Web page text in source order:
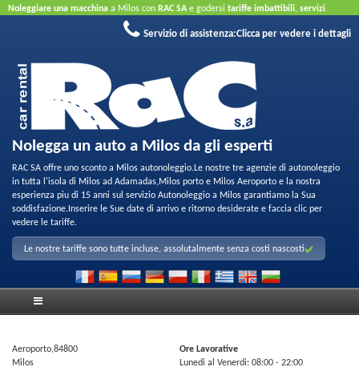
Noleggiare una macchina a Milos con RAC SA e godersi tariffe imbattibili, servizi
parco di qualita per noleggio
Non e necessaria la carta di credito.Servizio di assistenza:Clicca per vedere i dettagli
Nolegga un auto a Milos da gli esperti
RAC SA offre uno sconto a Milos autonoleggio.Le nostre tre agenzie di autonoleggio
in tutta l'isola di Milos ad Adamadas,Milos porto e Milos Aeroporto e la nostra
esperienza piu di 15 anni sul servizio Autonoleggio a Milos garantiamo la Sua
soddisfazione.Inserire le Sue date di arrivo e ritorno desiderate e faccia clic per
vedere le tariffe.
Le nostre tariffe sono tutte incluse, assolutalmente senza costi nascosti
Aeroporto,84800
Milos
Ore Lavorative
Lunedi al Venerdi: 08:00 - 22:00